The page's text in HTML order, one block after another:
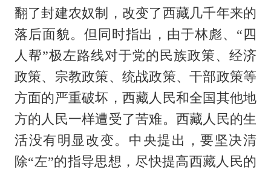
翻了封建农奴制，改变了西藏几千年来的
落后面貌。但同时指出，由于林彪、“四
人帮”极左路线对于党的民族政策、经济
政策、宗教政策、统战政策、干部政策等
方面的严重破坏，西藏人民和全国其他地
方的人民一样遭受了苦难。西藏人民的生
活没有明显改变。中央提出，要坚决清
除“左”的指导思想，尽快提高西藏人民的